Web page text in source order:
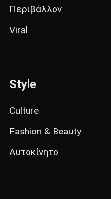
Περιβάλλον
Viral
Style
Culture
Fashion & Beauty
Αυτοκίνητο